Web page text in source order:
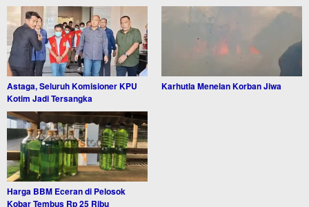
Astaga, Seluruh Komisioner KPU
Kotim Jadi Tersangka
Karhutla Menelan Korban Jiwa
Harga BBM Eceran di Pelosok
Kobar Tembus Rp 25 Ribu